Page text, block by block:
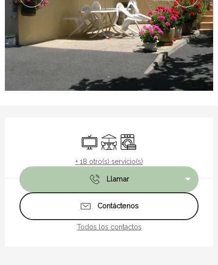
Televisión
TerrazaLavadora
+ 18 otro(s) servicio(s)
Llamar
Contáctenos
Todos los contactos